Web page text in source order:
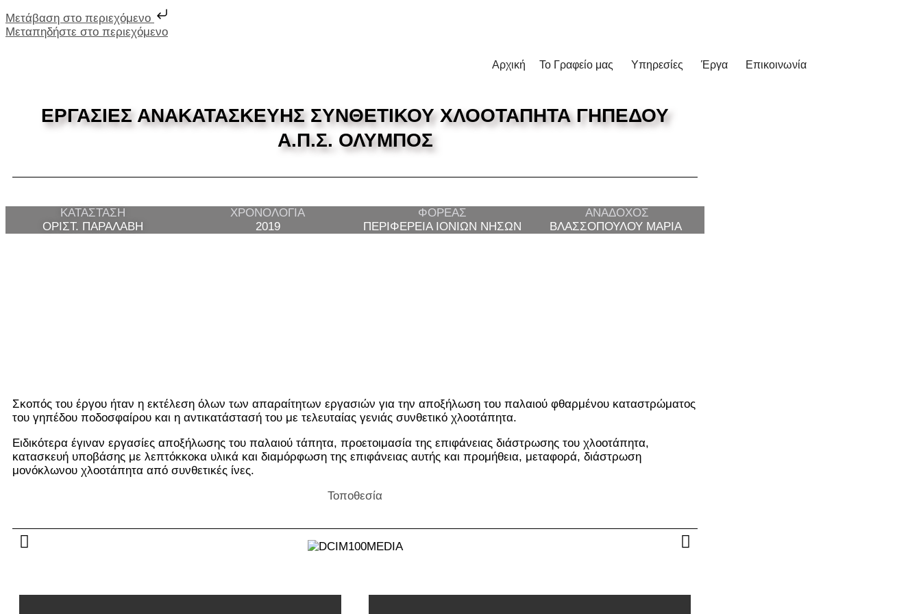
Μετάβαση στο περιεχόμενο
Μεταπηδήστε στο περιεχόμενο
Αρχική Το Γραφείο μας Υπηρεσίες Έργα Επικοινωνία
ΕΡΓΑΣΙΕΣ ΑΝΑΚΑΤΑΣΚΕΥΗΣ ΣΥΝΘΕΤΙΚΟΥ ΧΛΟΟΤΑΠΗΤΑ ΓΗΠΕΔΟΥ
Α.Π.Σ. ΟΛΥΜΠΟΣ
ΚΑΤΑΣΤΑΣΗ
ΟΡΙΣΤ. ΠΑΡΑΛΑΒΗ
ΧΡΟΝΟΛΟΓΙΑ
2019
ΦΟΡΕΑΣ
ΠΕΡΙΦΕΡΕΙΑ ΙΟΝΙΩΝ ΝΗΣΩΝ
ΑΝΑΔΟΧΟΣ
ΒΛΑΣΣΟΠΟΥΛΟΥ ΜΑΡΙΑ
Σκοπός του έργου ήταν η εκτέλεση όλων των απαραίτητων εργασιών για την αποξήλωση του παλαιού φθαρμένου καταστρώματος
του γηπέδου ποδοσφαίρου και η αντικατάστασή του με τελευταίας γενιάς συνθετικό χλοοτάπητα.
Ειδικότερα έγιναν εργασίες αποξήλωσης του παλαιού τάπητα, προετοιμασία της επιφάνειας διάστρωσης του χλοοτάπητα,
κατασκευή υποβάσης με λεπτόκκοκα υλικά και διαμόρφωση της επιφάνειας αυτής και προμήθεια, μεταφορά, διάστρωση
μονόκλωνου χλοοτάπητα από συνθετικές ίνες.
Τοποθεσία